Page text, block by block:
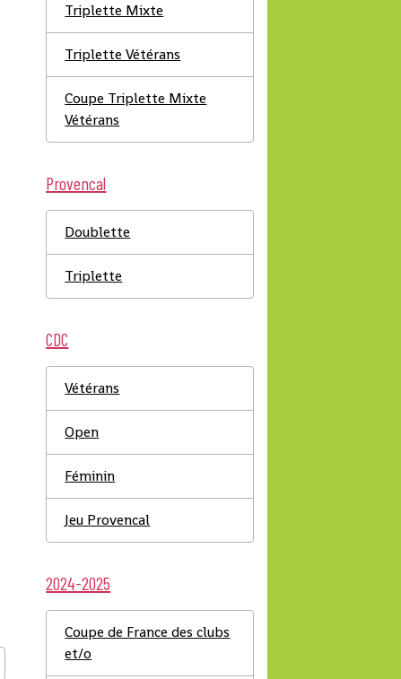
Triplette Mixte
Triplette Vétérans
Coupe Triplette Mixte
Vétérans
Provencal
Doublette
Triplette
CDC
Vétérans
Open
Féminin
Jeu Provencal
2024-2025
Coupe de France des clubs
et/o